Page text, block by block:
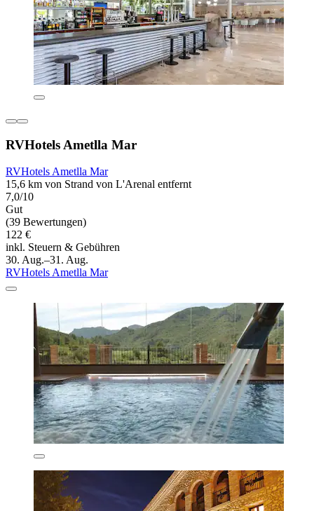
RVHotels Ametlla Mar
RVHotels Ametlla Mar
15,6 km von Strand von L'Arenal entfernt
7,0/10
Gut
(39 Bewertungen)
122 €
inkl. Steuern & Gebühren
30. Aug.–31. Aug.
RVHotels Ametlla Mar